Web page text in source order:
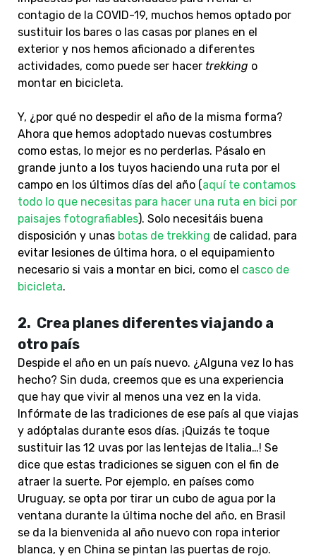
contagio de la COVID-19, muchos hemos optado por
sustituir los bares o las casas por planes en el
exterior y nos hemos aficionado a diferentes
actividades, como puede ser hacer trekking o
montar en bicicleta.
Y, ¿por qué no despedir el año de la misma forma?
Ahora que hemos adoptado nuevas costumbres
como estas, lo mejor es no perderlas. Pásalo en
grande junto a los tuyos haciendo una ruta por el
campo en los últimos días del año (aquí te contamos
todo lo que necesitas para hacer una ruta en bici por
paisajes fotografiables). Solo necesitáis buena
disposición y unas botas de trekking de calidad, para
evitar lesiones de última hora, o el equipamiento
necesario si vais a montar en bici, como el casco de
bicicleta.
2. Crea planes diferentes viajando a
otro país
Despide el año en un país nuevo. ¿Alguna vez lo has
hecho? Sin duda, creemos que es una experiencia
que hay que vivir al menos una vez en la vida.
Infórmate de las tradiciones de ese país al que viajas
y adóptalas durante esos días. ¡Quizás te toque
sustituir las 12 uvas por las lentejas de Italia…! Se
dice que estas tradiciones se siguen con el fin de
atraer la suerte. Por ejemplo, en países como
Uruguay, se opta por tirar un cubo de agua por la
ventana durante la última noche del año, en Brasil
se da la bienvenida al año nuevo con ropa interior
blanca, y en China se pintan las puertas de rojo.